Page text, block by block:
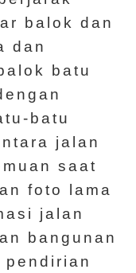
balok dan
dan
batu
batu
jalan
saat
foto lama
jalan
bangunan